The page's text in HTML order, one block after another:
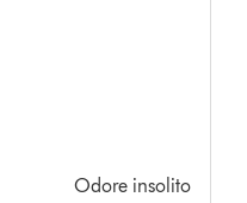
Odore insolito